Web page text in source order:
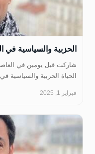
الحزبية والسياسية
‏شاركت قبل يومين في
الحياة الحزبية
فبراير 1, 2025